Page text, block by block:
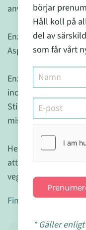
användas av
Enzymerna bildas
Aspergillus Oryzae
Enzymer från
inom
Stilla Havet för
misoprodukter.
Helazym är
att produkten kan
veganer.
Finns även som 200
börjar
Håll koll på
del av
som får vårt
* Gäller